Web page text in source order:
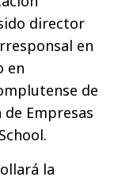
director
en
en
de
Empresas
la